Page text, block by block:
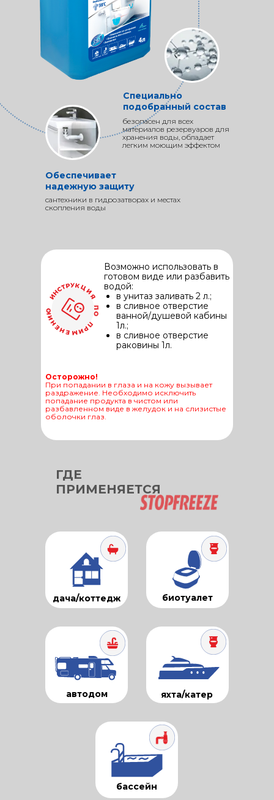
Обеспечивает
надежную защиту
сантехники в гидрозатворах и местах
скопления воды
Специально
подобранный состав
безопасен для всех
материалов резервуаров для
хранения воды, обладает
легким моющим эффектом
Возможно использовать в
готовом виде или разбавить
водой:
в унитаз заливать 2 л.;
в сливное отверстие
ванной/душевой кабины
1л.;
в сливное отверстие
раковины 1л.
Осторожно!
При попадании в глаза и на кожу вызывает
раздражение. Необходимо исключить
попадание продукта в чистом или
разбавленном виде в желудок и на слизистые
оболочки глаз.
ГДЕ
ПРИМЕНЯЕТСЯ
дача/коттедж биотуалет
автодом яхта/катер
бассейн